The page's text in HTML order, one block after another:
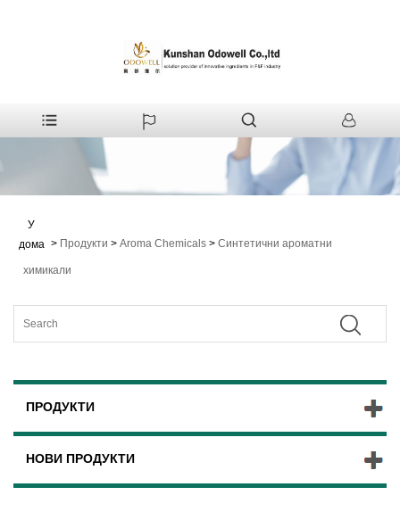
У
дома > Продукти > Aroma Chemicals > Синтетични ароматни
химикали
ПРОДУКТИ
НОВИ ПРОДУКТИ